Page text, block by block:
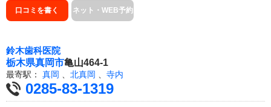
口コミを書く ネット・WEB予約
鈴木歯科医院
栃木県真岡市亀山464-1
最寄駅： 真岡 北真岡 寺内
0285-83-1319